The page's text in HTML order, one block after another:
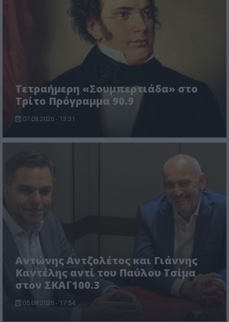
Τετραήμερη «Σουμπερτιάδα» στο
Τρίτο Πρόγραμμα 90.9
07.08.2026 - 13:31
Αντώνης Αντζολέτος και Γιάννης
Καντέλης αντί του Παύλου Τσίμα
στον ΣΚΑΪ 100.3
05.08.2026 - 17:54